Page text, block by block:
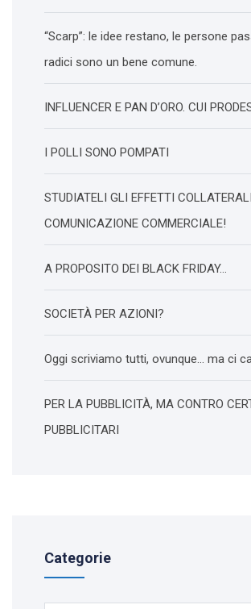
“Scarp”: le idee restano, le persone
radici sono un bene comune.
INFLUENCER E PAN D’ORO. CUI
I POLLI SONO POMPATI
STUDIATELI GLI EFFETTI
COMUNICAZIONE COMMERCIALE!
A PROPOSITO DEI BLACK FRIDAY…
SOCIETÀ PER AZIONI?
Oggi scriviamo tutti, ovunque… ma ci
PER LA PUBBLICITÀ, MA CONTRO
PUBBLICITARI
Categorie